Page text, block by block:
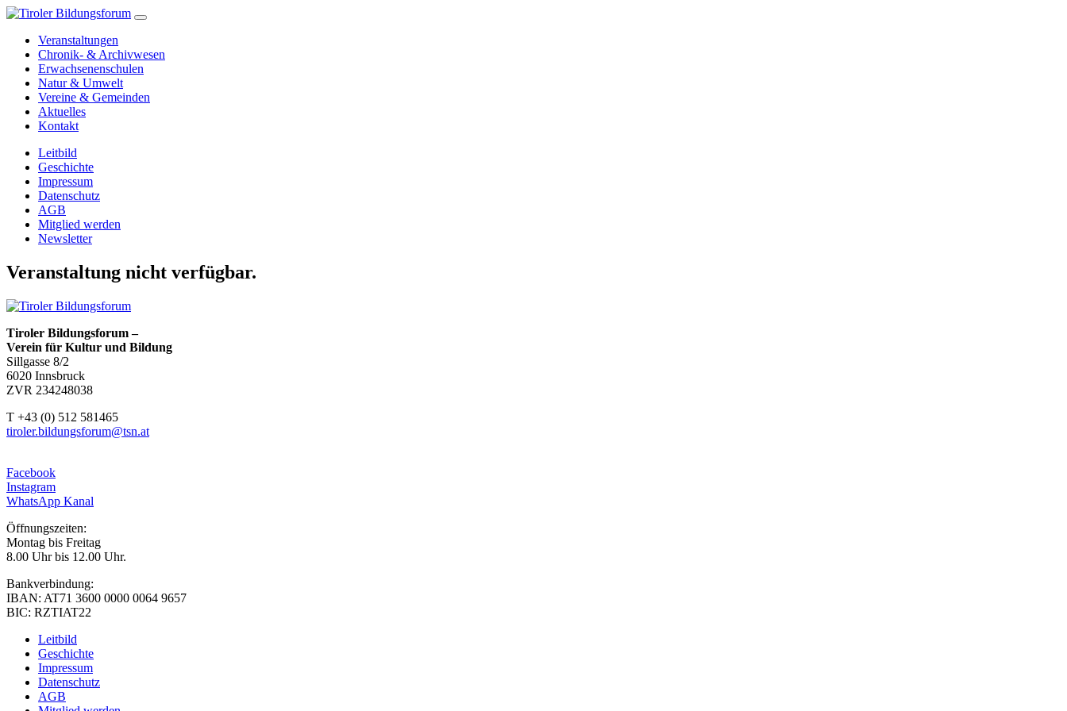
Veranstaltungen
Chronik- & Archivwesen
Erwachsenenschulen
Natur & Umwelt
Vereine & Gemeinden
Aktuelles
Kontakt
Leitbild
Geschichte
Impressum
Datenschutz
AGB
Mitglied werden
Newsletter
Veranstaltung nicht verfügbar.
Tiroler Bildungsforum –
Verein für Kultur und Bildung
Sillgasse 8/2
6020 Innsbruck
ZVR 234248038
T +43 (0) 512 581465
tiroler.bildungsforum@tsn.at
Facebook
Instagram
WhatsApp Kanal
Öffnungszeiten:
Montag bis Freitag
8.00 Uhr bis 12.00 Uhr.
Bankverbindung:
IBAN: AT71 3600 0000 0064 9657
BIC: RZTIAT22
Leitbild
Geschichte
Impressum
Datenschutz
AGB